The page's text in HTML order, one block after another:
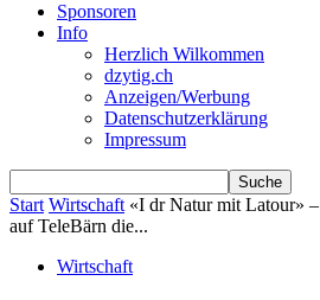
Sponsoren
Info
Herzlich Wilkommen
dzytig.ch
Anzeigen/Werbung
Datenschutzerklärung
Impressum
Start Wirtschaft «I dr Natur mit Latour»
auf TeleBärn die...
Wirtschaft